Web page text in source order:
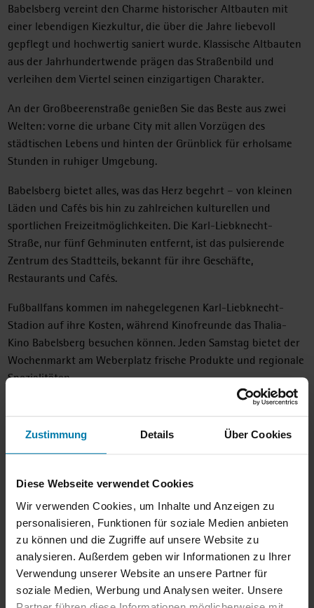
Zustimmung Details Über Cookies
Diese Webseite verwendet Cookies
Wir verwenden Cookies, um Inhalte und Anzeigen zu
personalisieren, Funktionen für soziale Medien anbieten
zu können und die Zugriffe auf unsere Website zu
analysieren. Außerdem geben wir Informationen zu Ihrer
Verwendung unserer Website an unsere Partner für
soziale Medien, Werbung und Analysen weiter. Unsere
Babelsberg vereint den Charme historischer Altbauten mit
einer lebendigen Kiezkultur, die über die Jahre liebevoll
gepflegt und hochwertig saniert wurde. Klassische Altbauten
aus der Jahrhundertwende prägen das Straßenbild und
verleihen dem Viertel seinen einzigartigen Charakter.
An der Großbeerenstraße genießen Sie das Beste aus zwei
Welten: vorne die urbane City mit allen Vorzügen des
städtischen Lebens und hinten der Grünblick für erholsame
Stunden in ruhiger Umgebung.
Babelsberg bietet alles, was das Herz begehrt – von kleinen
Läden und Cafés bis hin zu zahlreichen kulturellen und
sportlichen Freizeitmöglichkeiten. Die Karl-Liebknecht-
Straße, nur fünf Gehminuten entfernt, ist das pulsierende
Zentrum des Stadtteils, bekannt für ihre Geschäfte,
Restaurants und Cafés.
Fußballfans kommen im nahegelegenen Karl-Liebknecht-
Stadion auf ihre Kosten, während Kinofreunde das Thalia-
Kino Babelsberg besuchen können. Jeden Samstag bietet der
Wochenmarkt am Weberplatz frische Produkte und regionale
Spezialitäten.
Einkaufsmöglichkeiten wie der EDEKA-Supermarkt sowie eine
sind bequem zu Fuß erreichbar. Babelsberg ist ein eigener
Naherholung bietet.
Verkehrsanbindung:
Die Lage ist hervorragend an den öffentlichen Nahverkehr
angebunden. Der S-Bahnhof Babelsberg ist in weniger als
zehn Minuten zu Fuß erreichbar, was eine schnelle
Verbindung nach Potsdam und Berlin ermöglicht.